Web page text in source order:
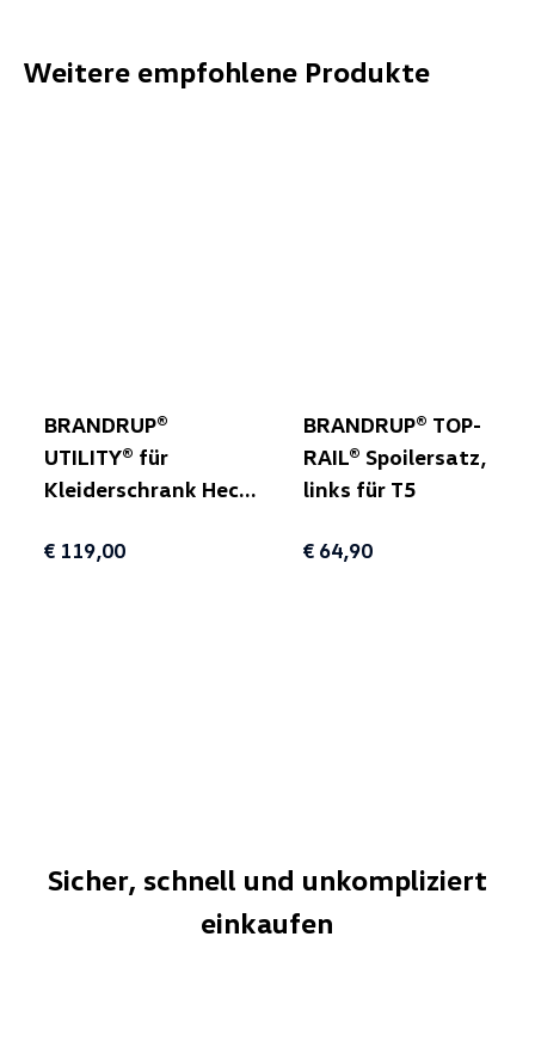
Weitere empfohlene Produkte
BRANDRUP®
UTILITY® für
Kleiderschrank Heck
für T5/T6/T6.1
€ 119,00
BRANDRUP® TOP-
RAIL® Spoilersatz,
links für T5
€ 64,90
Sicher, schnell und unkompliziert
einkaufen